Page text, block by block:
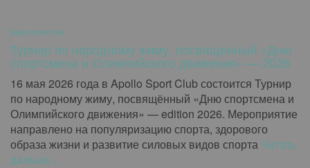
Мероприятия
Турнир по народному жиму, посвящённый «Дню
спортсмена и Олимпийского движения» — 2026
16 мая 2026 года в Apollo Sport Club состоится Турнир
по народному жиму, посвящённый «Дню спортсмена и
Олимпийского движения» — edition 2026. Мероприятие
направлено на популяризацию спорта, здорового
образа жизни и развитие силовых видов спорта Читать
дальше…